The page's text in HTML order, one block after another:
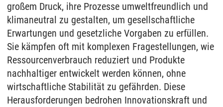
großem Druck, ihre Prozesse umweltfreundlich und
klimaneutral zu gestalten, um gesellschaftliche
Erwartungen und gesetzliche Vorgaben zu erfüllen.
Sie kämpfen oft mit komplexen Fragestellungen, wie
Ressourcenverbrauch reduziert und Produkte
nachhaltiger entwickelt werden können, ohne
wirtschaftliche Stabilität zu gefährden. Diese
Herausforderungen bedrohen Innovationskraft und